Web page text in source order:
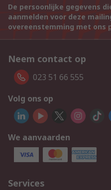
De persoonlijke gegevens
aanmelden voor deze
overeenstemming met ons
Neem contact op
023 51 66 555
Volg ons op
We aanvaarden
Services